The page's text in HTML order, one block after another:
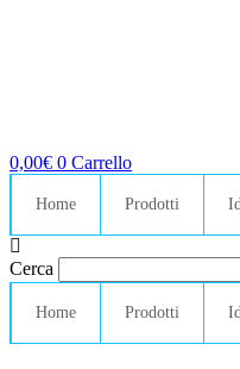
0,00€ 0 Carrello
Home Prodotti
Cerca
Home Prodotti